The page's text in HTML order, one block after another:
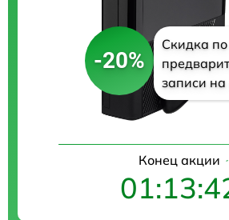
-20%
Скидка по
записи на
Конец акции